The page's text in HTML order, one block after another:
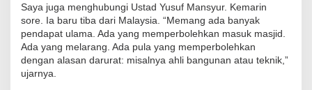
Saya juga menghubungi Ustad Yusuf Mansyur. Kemarin
sore. Ia baru tiba dari Malaysia. “Memang ada banyak
pendapat ulama. Ada yang memperbolehkan masuk masjid.
Ada yang melarang. Ada pula yang memperbolehkan
dengan alasan darurat: misalnya ahli bangunan atau teknik,”
ujarnya.